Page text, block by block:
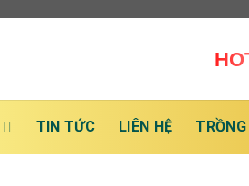
TIN TỨC LIÊN HỆ